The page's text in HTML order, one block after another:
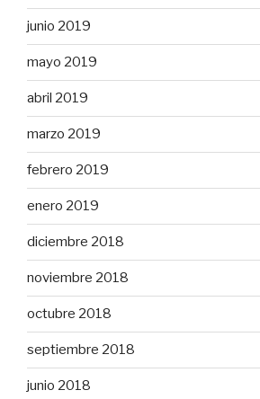
junio 2019
mayo 2019
abril 2019
marzo 2019
febrero 2019
enero 2019
diciembre 2018
noviembre 2018
octubre 2018
septiembre 2018
junio 2018